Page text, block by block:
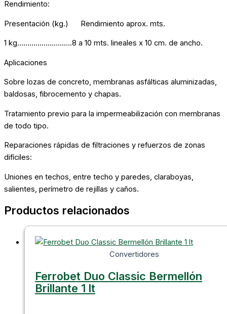
Rendimiento:
Presentación (kg.) Rendimiento aprox. mts.
1 kg…………………..….8 a 10 mts. lineales x 10 cm. de ancho.
Aplicaciones
Sobre lozas de concreto, membranas asfálticas aluminizadas,
baldosas, fibrocemento y chapas.
Tratamiento previo para la impermeabilización con membranas
de todo tipo.
Reparaciones rápidas de filtraciones y refuerzos de zonas
difíciles:
Uniones en techos, entre techo y paredes, claraboyas,
salientes, perímetro de rejillas y caños.
Productos relacionados
Convertidores
Ferrobet Duo Classic Bermellón
Brillante 1 lt